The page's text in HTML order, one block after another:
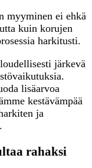
myyminen ei ehkä
kuin korujen
harkitusti.
järkevä
lisäarvoa
kestävämpää
ja
rahaksi